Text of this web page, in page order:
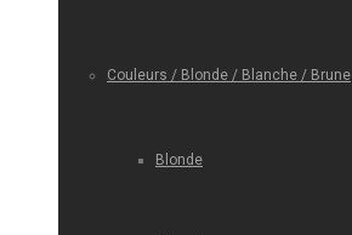
Couleurs / Blonde / Blanche / Brune
Blonde